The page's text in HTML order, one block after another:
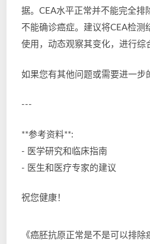
据。CEA水平正常并不能完全排
不能确诊癌症。建议将CEA检测
使用，动态观察其变化，进行综
如果您有其他问题或需要进一步
---
**参考资料**:
- 医学研究和临床指南
- 医生和医疗专家的建议
祝您健康！
《癌胚抗原正常是不是可以排